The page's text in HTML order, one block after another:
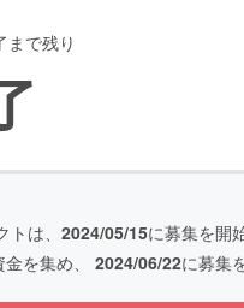
まで残り
は、 2024/05/15に募集を開
を集め、 2024/06/22に募集